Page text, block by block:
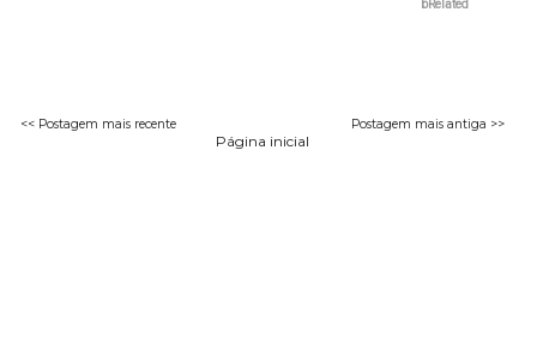
bRelated
<< Postagem mais recente Postagem mais antiga >>
Página inicial